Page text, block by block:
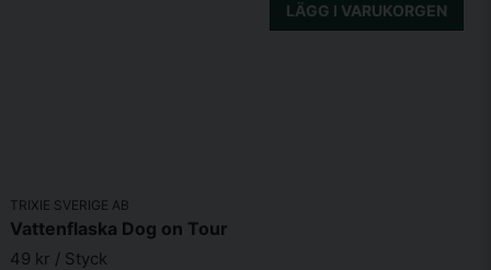
TRIXIE SVERIGE AB
Vattenflaska Dog on Tour
49 kr / Styck
LÄGG I VARUKORGEN